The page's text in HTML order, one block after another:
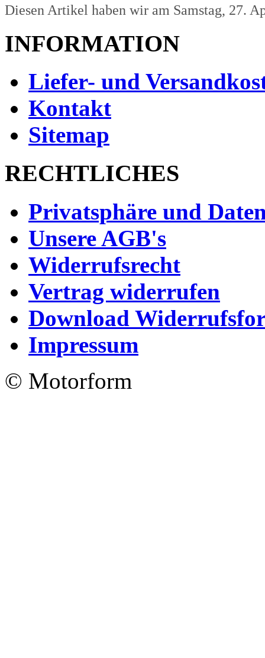
Diesen Artikel haben wir am Samstag, 27.
INFORMATION
Liefer- und
Kontakt
Sitemap
RECHTLICHES
Privatsphäre und
Unsere AGB's
Widerrufsrecht
Vertrag widerrufen
Download
Impressum
© Motorform